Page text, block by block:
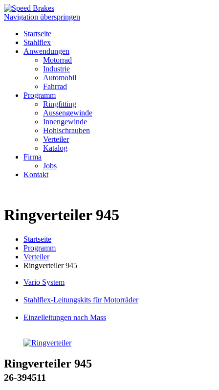
Navigation überspringen
Startseite
Stahlflex
Anwendungen
Motorrad
Industrie
Automobil
Fahrrad
Programm
Ringfitting
Aussengewinde
Innengewinde
Hohlschrauben
Verteiler
Katalog
Firma
Jobs
Kontakt
Ringverteiler 945
Startseite
Programm
Verteiler
Ringverteiler 945
Vario System
Stahlflex-Leitungskits für Motorräder
Einzelleitungen nach Mass
Ringverteiler 945
26-394511